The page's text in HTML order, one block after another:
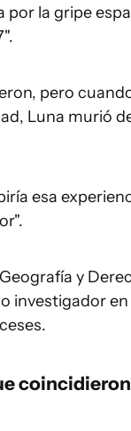
por la gripe
pero
Luna murió
esa
y
investigador
coincidieron